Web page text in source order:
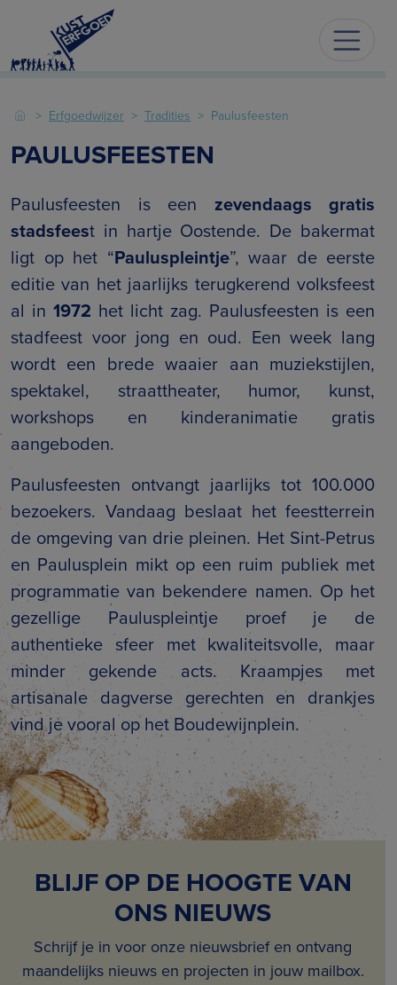
Erfgoedwijzer Tradities Paulusfeesten
PAULUSFEESTEN
Paulusfeesten is een zevendaags gratis
stadsfeest in hartje Oostende. De bakermat
ligt op het “Pauluspleintje”, waar de eerste
editie van het jaarlijks terugkerend volksfeest
al in 1972 het licht zag. Paulusfeesten is een
stadfeest voor jong en oud. Een week lang
wordt een brede waaier aan muziekstijlen,
spektakel, straattheater, humor, kunst,
workshops en kinderanimatie gratis
aangeboden.
Paulusfeesten ontvangt jaarlijks tot 100.000
bezoekers. Vandaag beslaat het feestterrein
de omgeving van drie pleinen. Het Sint-Petrus
en Paulusplein mikt op een ruim publiek met
programmatie van bekendere namen. Op het
gezellige Pauluspleintje proef je de
authentieke sfeer met kwaliteitsvolle, maar
minder gekende acts. Kraampjes met
artisanale dagverse gerechten en drankjes
vind je vooral op het Boudewijnplein.
BLIJF OP DE HOOGTE VAN
ONS NIEUWS
Schrijf je in voor onze nieuwsbrief en ontvang
maandelijks nieuws en projecten in jouw mailbox.